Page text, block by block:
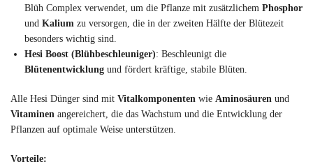
Blüh Complex verwendet, um die Pflanze mit zusätzlichem Phosphor
und Kalium zu versorgen, die in der zweiten Hälfte der Blütezeit
besonders wichtig sind.
Hesi Boost (Blühbeschleuniger): Beschleunigt die
Blütenentwicklung und fördert kräftige, stabile Blüten.
Alle Hesi Dünger sind mit Vitalkomponenten wie Aminosäuren und
Vitaminen angereichert, die das Wachstum und die Entwicklung der
Pflanzen auf optimale Weise unterstützen.
Vorteile: